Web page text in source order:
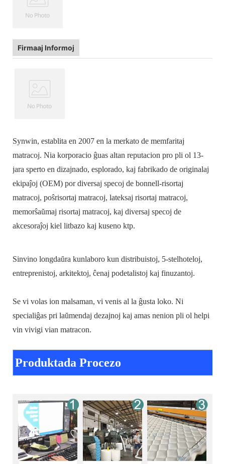
Firmaaj Informoj
Synwin, establita en 2007 en la merkato de memfaritaj
matracoj. Nia korporacio ĝuas altan reputacion pro pli ol 13-
jara sperto en dizajnado, esplorado, kaj fabrikado de originalaj
ekipaĵoj (OEM) por diversaj specoj de bonnell-risortaj
matracoj, poŝrisortaj matracoj, lateksaj risortaj matracoj,
memorŝaŭmaj risortaj matracoj, kaj diversaj specoj de
akcesoraĵoj kiel litbazo kaj kuseno ktp.
Sinvino longdaŭra kunlaboro kun distribuistoj, 5-stelhoteloj,
entreprenistoj, arkitektoj, ĉenaj podetalistoj kaj finuzantoj.
Se vi volas ion malsaman, vi venis al la ĝusta loko. Ni
specialiĝas pri laŭmendaj dezajnoj kaj amas nenion pli ol helpi
vin vivigi vian matracon.
Produktada Procezo